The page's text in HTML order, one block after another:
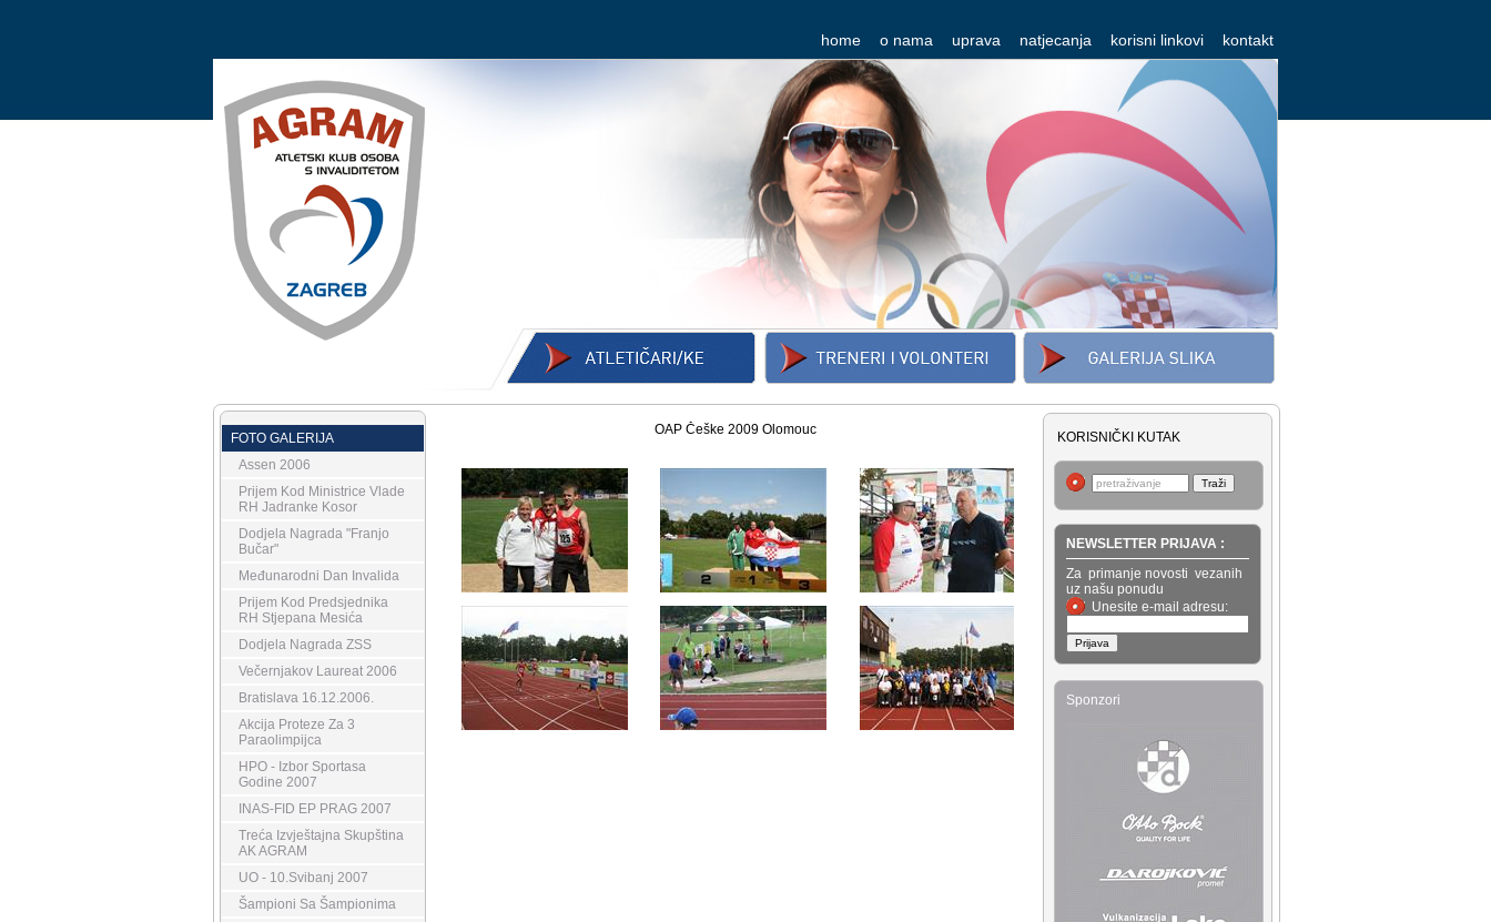
home o nama uprava natjecanja korisni linkovi kontakt
OAP Češke 2009 Olomouc
FOTO GALERIJA
Assen 2006
Prijem Kod Ministrice Vlade
RH Jadranke Kosor
Dodjela Nagrada "Franjo
Bučar"
Međunarodni Dan Invalida
Prijem Kod Predsjednika
RH Stjepana Mesića
Dodjela Nagrada ZSS
Večernjakov Laureat 2006
Bratislava 16.12.2006.
Akcija Proteze Za 3
Paraolimpijca
HPO - Izbor Sportasa
Godine 2007
INAS-FID EP PRAG 2007
Treća Izvještajna Skupština
AK AGRAM
UO - 10.Svibanj 2007
Šampioni Sa Šampionima
KORISNIČKI KUTAK
NEWSLETTER PRIJAVA :
Za primanje novosti vezanih
uz našu ponudu
Unesite e-mail adresu:
Sponzori